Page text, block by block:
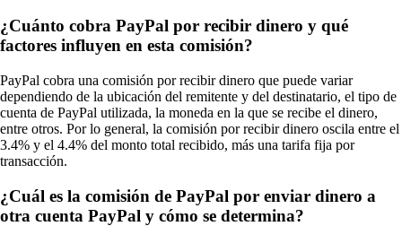
¿Cuánto cobra PayPal por recibir dinero y qué
factores influyen en esta comisión?
PayPal cobra una comisión por recibir dinero que puede variar
dependiendo de la ubicación del remitente y del destinatario, el tipo de
cuenta de PayPal utilizada, la moneda en la que se recibe el dinero,
entre otros. Por lo general, la comisión por recibir dinero oscila entre el
3.4% y el 4.4% del monto total recibido, más una tarifa fija por
transacción.
¿Cuál es la comisión de PayPal por enviar dinero a
otra cuenta PayPal y cómo se determina?